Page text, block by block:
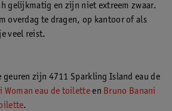
gelijkmatig en zijn niet extreem zwaar.
overdag te dragen, op kantoor of als
veel reist.
geuren zijn 4711 Sparkling Island eau de
Woman eau de toiletteen Bruno Banani
.